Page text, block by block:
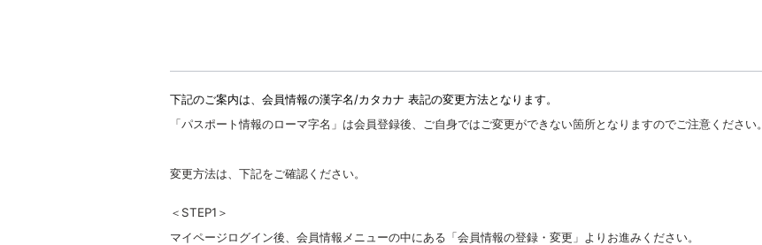
下記のご案内は、会員情報の漢字名/カタカナ 表記の変更方法となります。
「パスポート情報のローマ字名」は会員登録後、ご自身ではご変更ができない箇所となりますのでご注意ください。
変更方法は、下記をご確認ください。
＜STEP1＞
マイページログイン後、会員情報メニューの中にある「会員情報の登録・変更」よりお進みください。